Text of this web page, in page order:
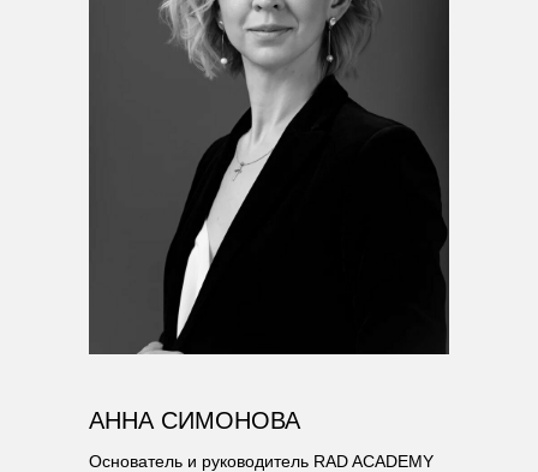
АННА СИМОНОВА
Основатель и руководитель RAD ACADEMY